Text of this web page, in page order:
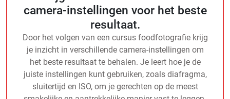
camera-instellingen voor het beste
resultaat.
Door het volgen van een cursus foodfotografie krijg
je inzicht in verschillende camera-instellingen om
het beste resultaat te behalen. Je leert hoe je de
juiste instellingen kunt gebruiken, zoals diafragma,
sluitertijd en ISO, om je gerechten op de meest